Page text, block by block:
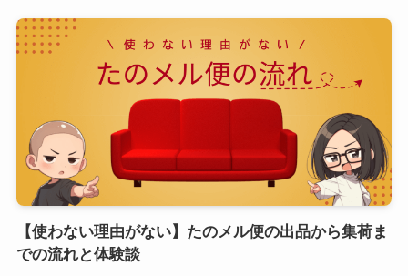
【使わない理由がない】たのメル便の出品から集荷ま
での流れと体験談